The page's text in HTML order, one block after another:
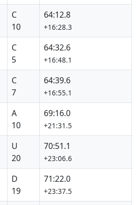
C
10
64:12.8
+16:28.3
C
5
64:32.6
+16:48.1
C
7
64:39.6
+16:55.1
A
10
69:16.0
+21:31.5
U
20
70:51.1
+23:06.6
D
19
71:22.0
+23:37.5